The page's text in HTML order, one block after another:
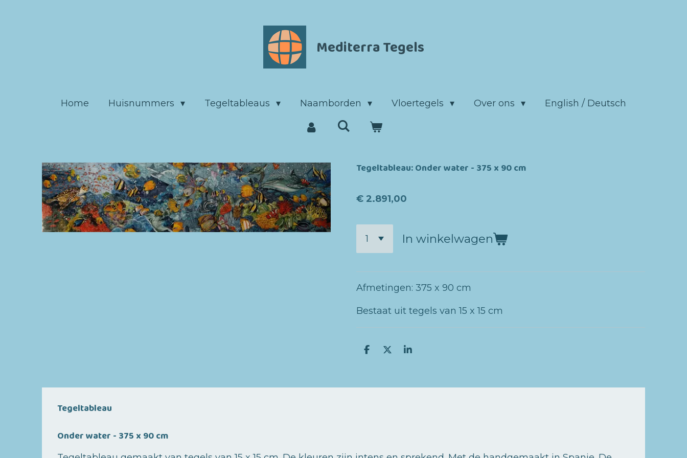
Mediterra Tegels
Home Huisnummers Tegeltableaus Naamborden Vloertegels Over ons English / Deutsch
Tegeltableau: Onder water - 375 x 90 cm
€ 2.891,00
In winkelwagen
Afmetingen: 375 x 90 cm
Bestaat uit tegels van 15 x 15 cm
D
n
D
S
e
Tegeltableau
Onder water - 375 x 90 cm